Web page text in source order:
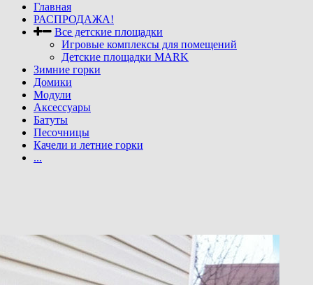
Главная
РАСПРОДАЖА!
Все детские площадки
Игровые комплексы для помещений
Детские площадки MARK
Зимние горки
Домики
Модули
Аксессуары
Батуты
Песочницы
Качели и летние горки
...